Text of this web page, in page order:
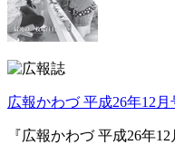
広報かわづ 平成26年12月
『広報かわづ 平成26年